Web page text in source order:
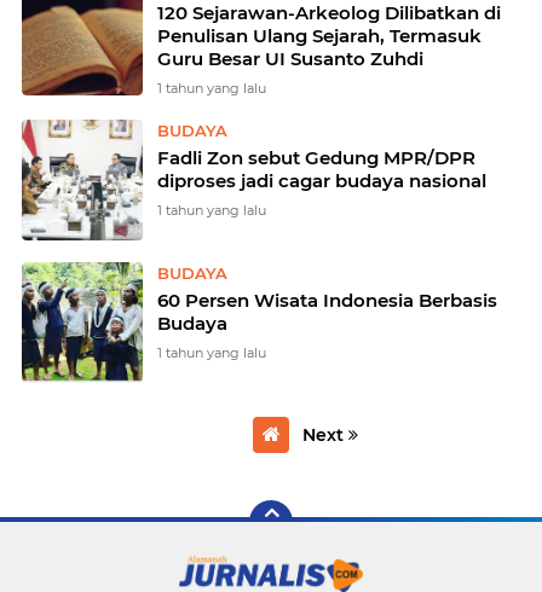
120 Sejarawan-Arkeolog Dilibatkan di
Penulisan Ulang Sejarah, Termasuk
Guru Besar UI Susanto Zuhdi
1 tahun yang lalu
BUDAYA
Fadli Zon sebut Gedung MPR/DPR
diproses jadi cagar budaya nasional
1 tahun yang lalu
BUDAYA
60 Persen Wisata Indonesia Berbasis
Budaya
1 tahun yang lalu
Next